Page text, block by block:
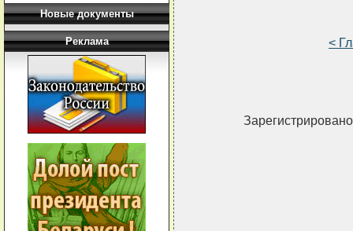
Новые документы
Реклама <